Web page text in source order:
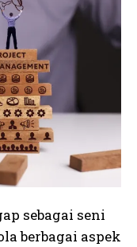
sebagai seni
berbagai aspek